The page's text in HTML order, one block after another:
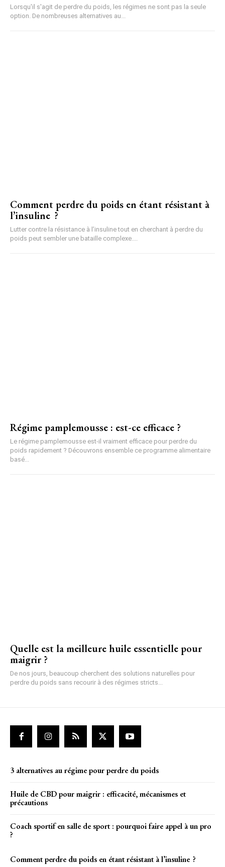
Lorsqu'il s'agit de perdre du poids, les régimes ne sont pas la seule
option. De nombreuses alternatives au...
Comment perdre du poids en étant résistant à
l’insuline ?
Lutter contre la résistance à l’insuline tout en cherchant à perdre du
poids peut sembler une bataille complexe....
Régime pamplemousse : est-ce efficace ?
Le régime pamplemousse est-il vraiment efficace pour perdre du
poids rapidement ? Découvrons ensemble ce programme alimentaire
basé...
Quelle est la meilleure huile essentielle pour
maigrir ?
De nos jours, beaucoup cherchent des solutions naturelles pour
perdre du poids sans recourir à des régimes stricts...
3 alternatives au régime pour perdre du poids
Huile de CBD pour maigrir : efficacité, mécanismes et
précautions
Coach sportif en salle de sport : pourquoi faire appel à un pro
?
Comment perdre du poids en étant résistant à l’insuline ?